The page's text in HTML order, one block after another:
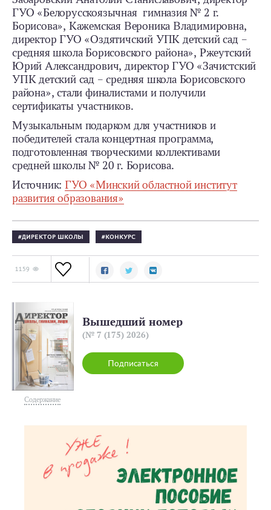
ГУО «Белорусскоязычная гимназия № 2 г.
Борисова», Кажемская Вероника Владимировна,
директор ГУО «Оздятичский УПК детский сад –
средняя школа Борисовского района», Ржеутский
Юрий Александрович, директор ГУО «Зачистский
УПК детский сад – средняя школа Борисовского
района», стали финалистами и получили
сертификаты участников.
Музыкальным подарком для участников и
победителей стала концертная программа,
подготовленная творческими коллективами
средней школы № 20 г. Борисова.
Источник: ГУО «Минский областной институт
развития образования»
ДИРЕКТОР ШКОЛЫ КОНКУРС
1159
Содержание
Подписаться
Вышедший номер
(№ 7 (175) 2026)